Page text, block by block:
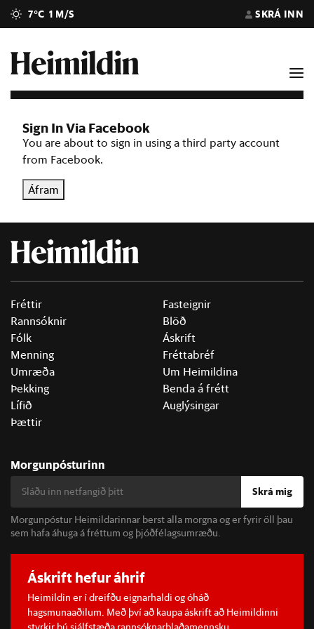
7°C 1 M/S SKRÁ INN
Sign In Via Facebook
You are about to sign in using a third party account
from Facebook.
Áfram
Fréttir
Rannsóknir
Fólk
Menning
Umræða
Þekking
Lífið
Þættir
Fasteignir
Blöð
Áskrift
Fréttabréf
Um Heimildina
Benda á frétt
Auglýsingar
Morgunpósturinn
Skrá mig
Morgunpóstur Heimildarinnar berst alla morgna og er fyrir öll þau
sem hafa áhuga á fréttum og þjóðfélagsumræðu.
Áskrift hefur áhrif
Heimildin er í dreifðu eignarhaldi og óháð
hagsmunaaðilum. Með því að kaupa áskrift að Heimildinni